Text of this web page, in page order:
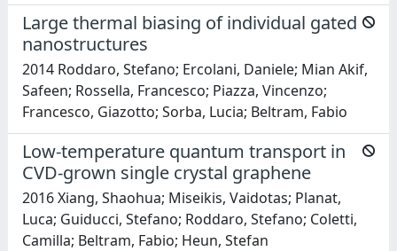
Large thermal biasing of individual gated
nanostructures
2014 Roddaro, Stefano; Ercolani, Daniele; Mian Akif,
Safeen; Rossella, Francesco; Piazza, Vincenzo;
Francesco, Giazotto; Sorba, Lucia; Beltram, Fabio
Low-temperature quantum transport in
CVD-grown single crystal graphene
2016 Xiang, Shaohua; Miseikis, Vaidotas; Planat,
Luca; Guiducci, Stefano; Roddaro, Stefano; Coletti,
Camilla; Beltram, Fabio; Heun, Stefan